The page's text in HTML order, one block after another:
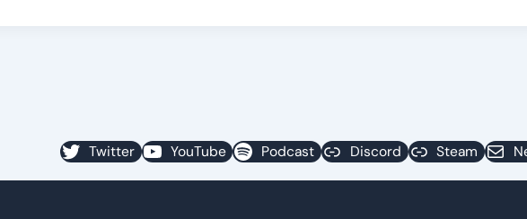
Twitter YouTube Podcast Discord Steam